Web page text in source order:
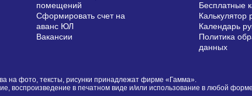
помещений
Сформировать счет на
аванс ЮЛ
Вакансии
Бесплатные
Калькулятор
Календарь
Политика
данных
на фото, тексты, рисунки принадлежат фирме «Гамма».
воспроизведение в печатном виде и/или использование в любой